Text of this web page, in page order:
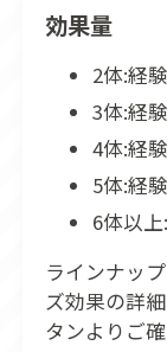
効果量
2体:経
3体:経
4体:経
5体:経
6体以
ラインナッ
ズ効果の詳
タンよりご